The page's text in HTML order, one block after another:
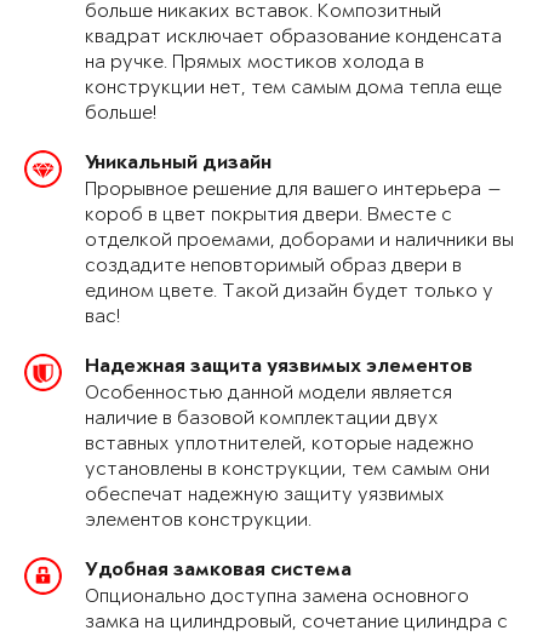
больше никаких вставок. Композитный
квадрат исключает образование конденсата
на ручке. Прямых мостиков холода в
конструкции нет, тем самым дома тепла еще
больше!
Уникальный дизайн
Прорывное решение для вашего интерьера —
короб в цвет покрытия двери. Вместе с
отделкой проемами, доборами и наличники вы
создадите неповторимый образ двери в
едином цвете. Такой дизайн будет только у
вас!
Надежная защита уязвимых элементов
Особенностью данной модели является
наличие в базовой комплектации двух
вставных уплотнителей, которые надежно
установлены в конструкции, тем самым они
обеспечат надежную защиту уязвимых
элементов конструкции.
Удобная замковая система
Опционально доступна замена основного
замка на цилиндровый, сочетание цилиндра с